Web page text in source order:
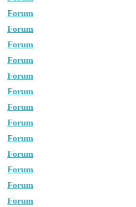
Forum
Forum
Forum
Forum
Forum
Forum
Forum
Forum
Forum
Forum
Forum
Forum
Forum